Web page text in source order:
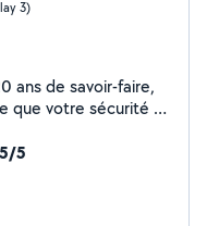
3)
électriques
Avec 20
sérieux et
5